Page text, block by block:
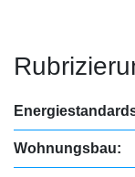
Wohnungsbau: